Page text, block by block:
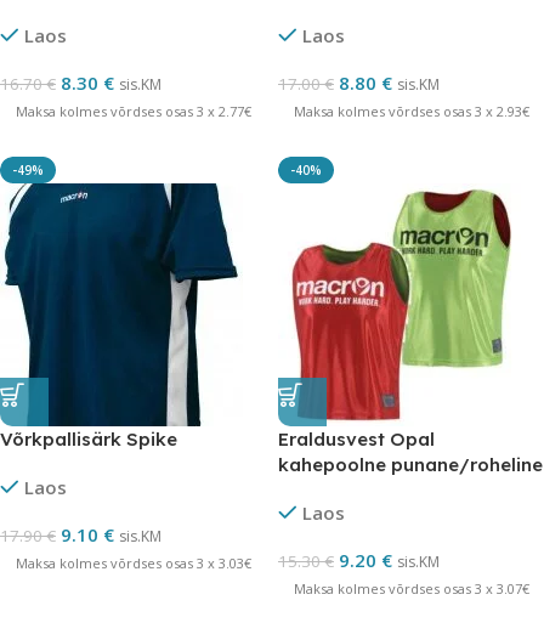
Laos
16.70€ 8.30 € sis.KM
Maksa kolmes võrdses osas 3 x 2.77€
Laos
17.00€ 8.80 € sis.KM
Maksa kolmes võrdses osas 3 x 2.93€
-49%
Võrkpallisärk Spike
Laos
17.90€ 9.10 € sis.KM
Maksa kolmes võrdses osas 3 x 3.03€
-40%
Eraldusvest Opal
kahepoolne punane/roheline
Laos
15.30€ 9.20 € sis.KM
Maksa kolmes võrdses osas 3 x 3.07€